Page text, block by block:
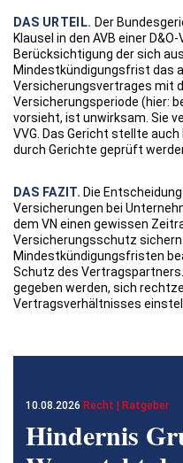
DAS URTEIL. Der
Klausel in den AVB einer
Berücksichtigung der sich
Mindestkündigungsfrist das
Versicherungsvertrages mit
Versicherungsperiode (hier:
vorsieht, ist unwirksam. Sie
VVG. Das Gericht stellte
durch Gerichte geprüft
DAS FAZIT. Die
Versicherungen bei
dem VN einen gewissen
Versicherungsschutz
Mindestkündigungsfristen
Schutz des
gegeben werden, sich
Vertragsverhältnisses
10.08.2026 Recht | Ratgeber
Hindernis